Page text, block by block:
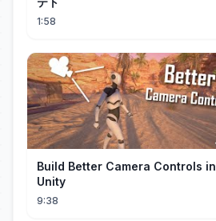
1:58
Build Better Camera Controls in
Unity
9:38